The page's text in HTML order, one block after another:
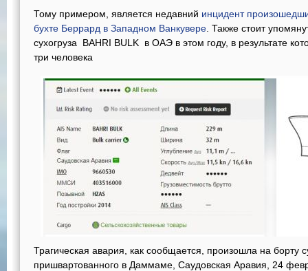
Тому примером, является недавний инцидент
бухте Беррард в Западном Ванкувере . Также стоит
сухогруза BAHRI BULK в ОАЭ в этом году, в результате
три человека
Трагическая авария, как сообщается, произошла на борту
пришвартованного в Даммаме, Саудовская Аравия, 24